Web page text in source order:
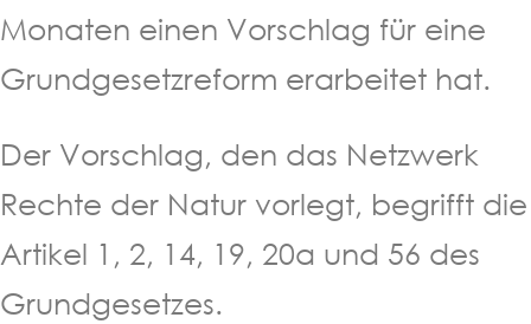
Monaten einen Vorschlag für eine
Grundgesetzreform erarbeitet hat.
Der Vorschlag, den das Netzwerk
Rechte der Natur vorlegt, begrifft die
Artikel 1, 2, 14, 19, 20a und 56 des
Grundgesetzes.